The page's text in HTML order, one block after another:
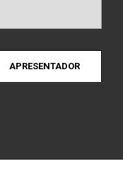
APRESENTADOR